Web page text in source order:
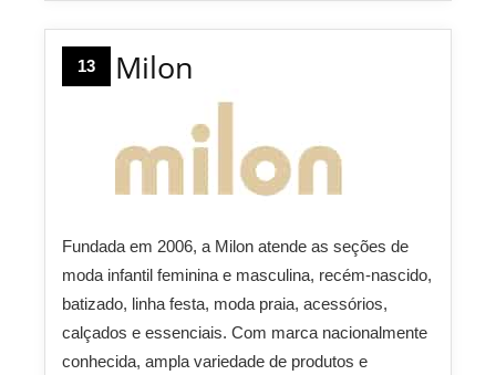
13 Milon
Fundada em 2006, a Milon atende as seções de
moda infantil feminina e masculina, recém-nascido,
batizado, linha festa, moda praia, acessórios,
calçados e essenciais. Com marca nacionalmente
conhecida, ampla variedade de produtos e